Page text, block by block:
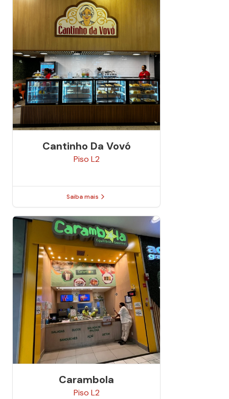
Cantinho Da Vovó
Piso L2
Saiba mais
Carambola
Piso L2